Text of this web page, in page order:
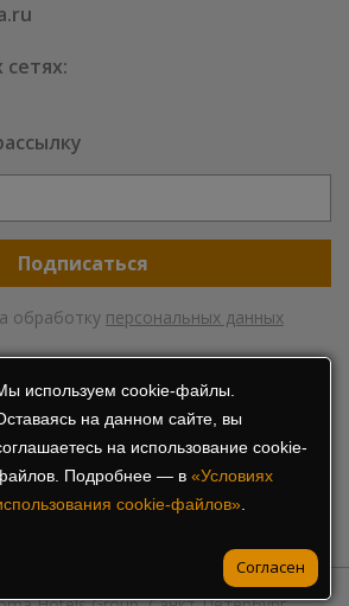
Подписаться
обработку персональных данных
персональных данных
используем cookie-файлы.
на данном сайте, вы
на использование cookie-
Подробнее — в «Условиях
cookie-файлов»
Согласен